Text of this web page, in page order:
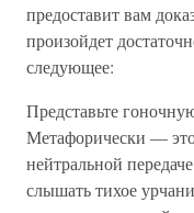
предоставит вам
произойдет
следующее:
Представьте
Метафорически —
нейтральной
слышать тихое